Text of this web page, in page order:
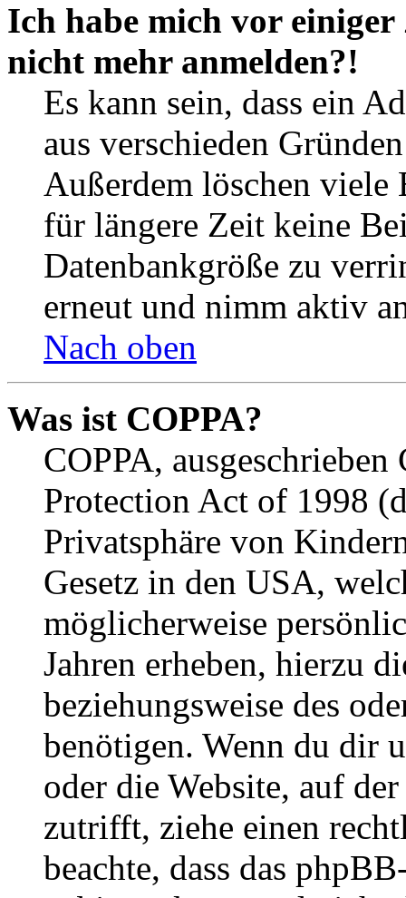
Ich habe mich vor
nicht mehr anmelden?!
Es kann sein, dass ein
aus verschieden
Außerdem löschen viele
für längere Zeit keine
Datenbankgröße zu
erneut und nimm aktiv
Nach oben
Was ist COPPA?
COPPA,
Protection Act of 1998
Privatsphäre von
Gesetz in den USA,
möglicherweise
Jahren erheben, hierzu
beziehungsweise des
benötigen. Wenn du dir
oder die Website, auf
zutrifft, ziehe einen
beachte, dass das